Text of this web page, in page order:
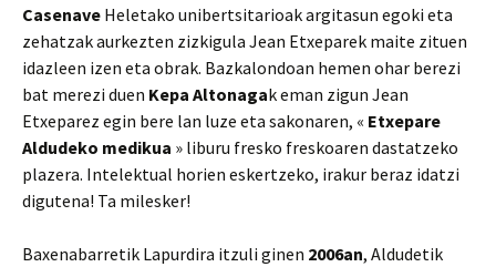
Casenave Heletako unibertsitarioak argitasun egoki eta
zehatzak aurkezten zizkigula Jean Etxeparek maite zituen
idazleen izen eta obrak. Bazkalondoan hemen ohar berezi
bat merezi duen Kepa Altonagak eman zigun Jean
Etxeparez egin bere lan luze eta sakonaren, « Etxepare
Aldudeko medikua » liburu fresko freskoaren dastatzeko
plazera. Intelektual horien eskertzeko, irakur beraz idatzi
digutena! Ta milesker!
Baxenabarretik Lapurdira itzuli ginen 2006an, Aldudetik